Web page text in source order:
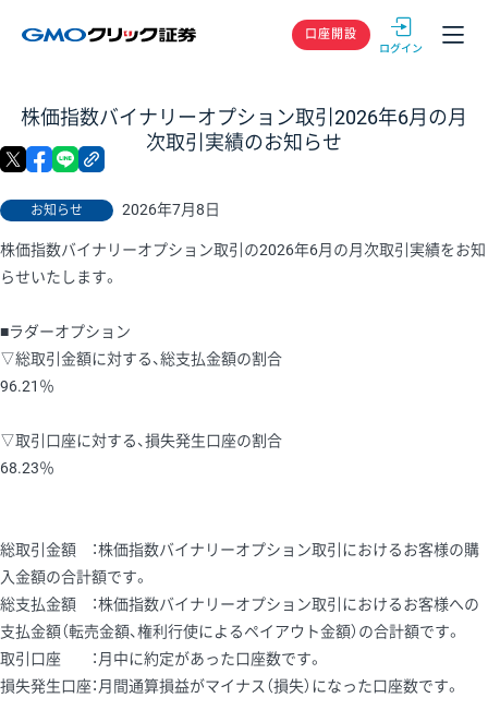
GMOクリック
口座開設
株価指数バイナリーオプション取引2026年6月の月
次取引実績のお知らせ
お知らせ 2026年7月8日
X facebook
株価指数バイナリーオプション取引の2026年6月の月次取引実績をお知
らせいたします。
■ラダーオプション
▽総取引金額に対する、総支払金額の割合
96.21％
▽取引口座に対する、損失発生口座の割合
68.23％
総取引金額 ：株価指数バイナリーオプション取引におけるお客様の購
入金額の合計額です。
総支払金額 ：株価指数バイナリーオプション取引におけるお客様への
支払金額（転売金額、権利行使によるペイアウト金額）の合計額です。
取引口座 ：月中に約定があった口座数です。
損失発生口座：月間通算損益がマイナス（損失）になった口座数です。